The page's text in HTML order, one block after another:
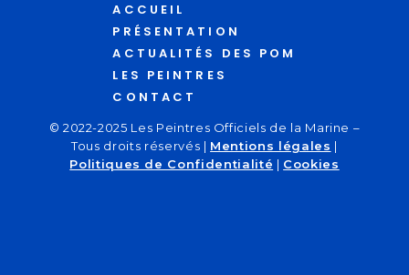
ACCUEIL
PRÉSENTATION
ACTUALITÉS DES POM
LES PEINTRES
CONTACT
© 2022-2025 Les Peintres Officiels de la Marine –
Tous droits réservés | Mentions légales |
Politiques de Confidentialité | Cookies